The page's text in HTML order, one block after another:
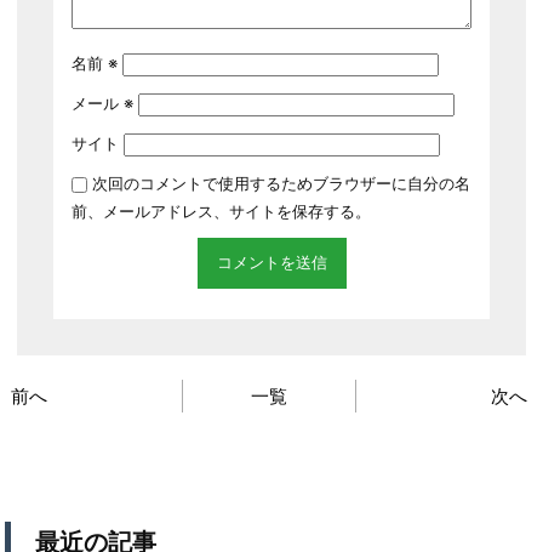
名前 ※
メール ※
サイト
次回のコメントで使用するためブラウザーに自分の名
前、メールアドレス、サイトを保存する。
前へ 一覧 次へ
最近の記事